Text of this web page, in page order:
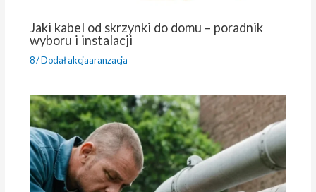
Jaki kabel od skrzynki do domu – poradnik
wyboru i instalacji
8/ Dodałakcjaaranzacja